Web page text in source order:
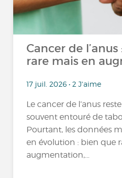
Cancer de
rare mais en
17 juil. 2026 • 2 J'aime
Le cancer de l’anus
souvent entouré de
Pourtant, les données
en évolution : bien que
augmentation,...